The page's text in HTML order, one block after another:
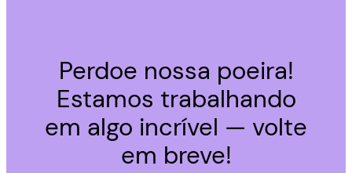
Perdoe nossa poeira!
Estamos trabalhando
em algo incrível — volte
em breve!